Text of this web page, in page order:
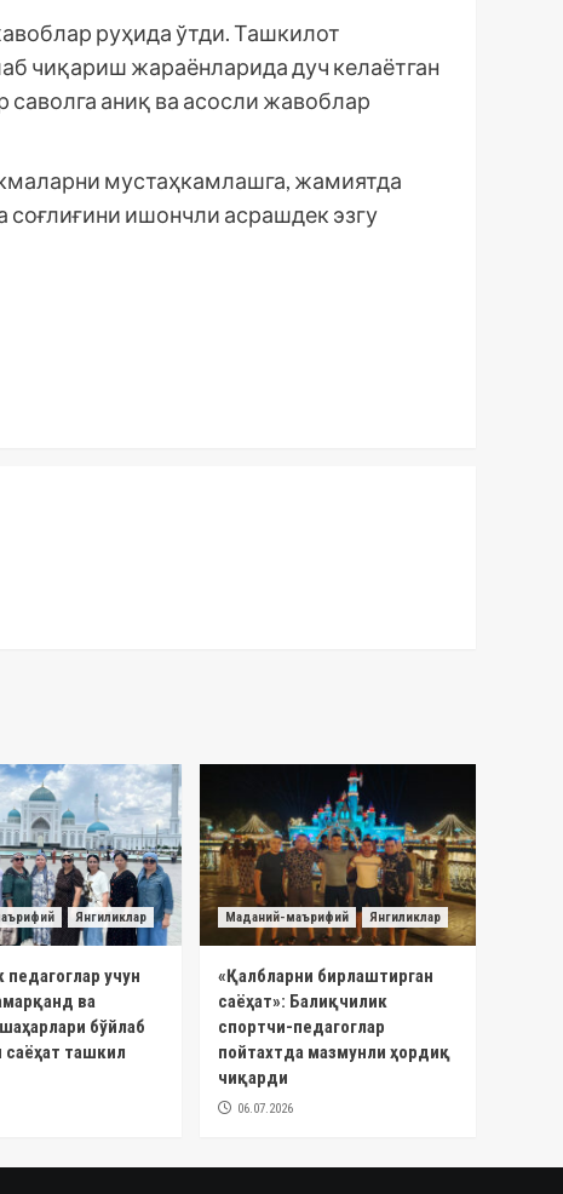
руҳида ўтди. Ташкилот
чиқариш жараёнларида дуч келаётган
аниқ ва асосли жавоблар
мустаҳкамлашга, жамиятда
ишончли асрашдек эзгу
Янгиликлар
учун
ва
бўйлаб
саёҳат ташкил
Маданий-маърифий Янгиликлар
«Қалбларни бирлаштирган
саёҳат»: Балиқчилик
спортчи-педагоглар
пойтахтда мазмунли ҳордиқ
чиқарди
06.07.2026